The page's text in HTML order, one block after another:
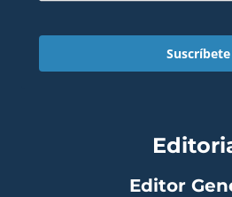
Suscríbete
Editor